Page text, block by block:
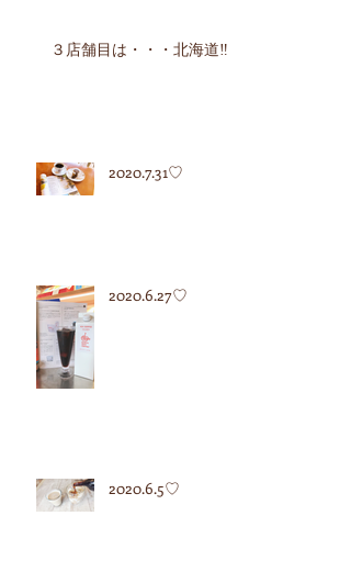
３店舗目は・・・北海道‼︎
2020.7.31♡
2020.6.27♡
2020.6.5♡